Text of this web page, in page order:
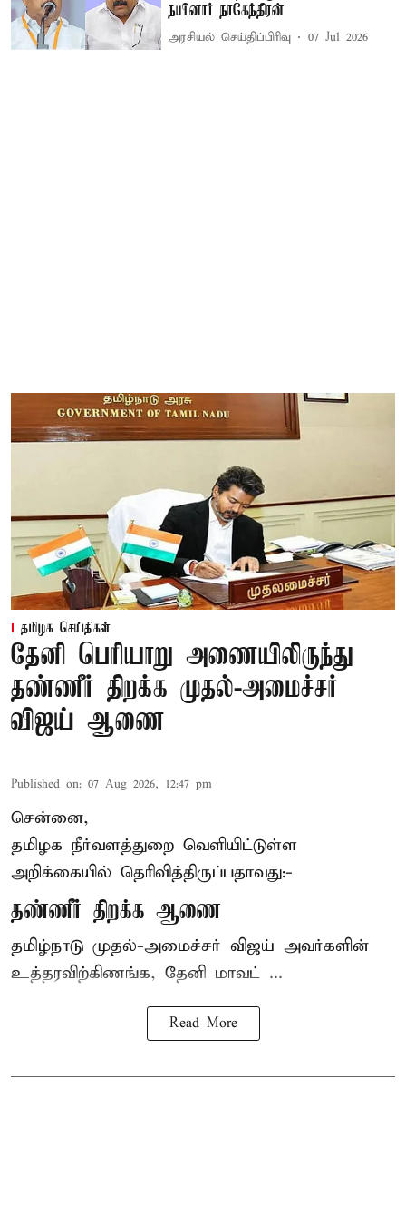
நயினார் நாகேந்திரன்
அரசியல் செய்திப்பிரிவு 07 Jul 2026
தமிழக செய்திகள்
தேனி பெரியாறு அணையிலிருந்து
தண்ணீர் திறக்க முதல்-அமைச்சர்
விஜய் ஆணை
Published on: 07 Aug 2026, 12:47 pm
சென்னை,
தமிழக நீர்வளத்துறை வெளியிட்டுள்ள
அறிக்கையில் தெரிவித்திருப்பதாவது:-
தண்ணீர் திறக்க ஆணை
தமிழ்நாடு முதல்-அமைச்சர் விஜய் அவர்களின்
உத்தரவிற்கிணங்க, தேனி மாவட் ...
Read More